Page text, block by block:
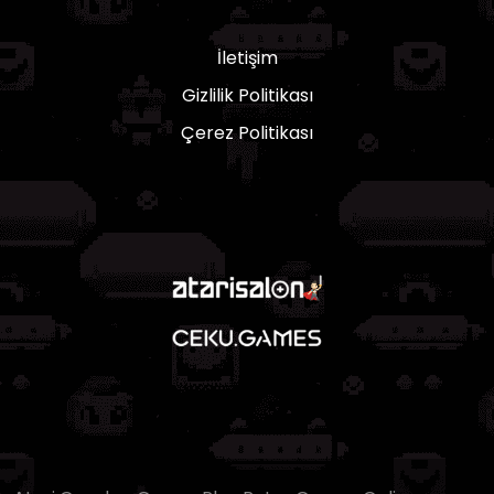
İletişim
Gizlilik Politikası
Çerez Politikası